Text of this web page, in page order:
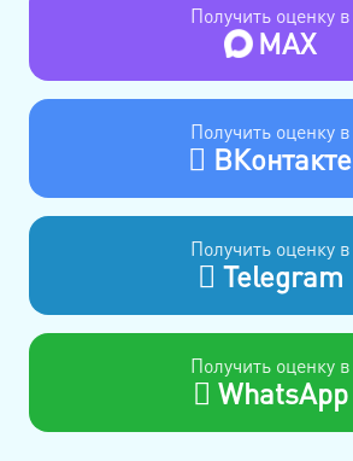
Получить оценку в
MAX
Получить оценку в
ВКонтакте
Получить оценку в
Telegram
Получить оценку в
WhatsApp